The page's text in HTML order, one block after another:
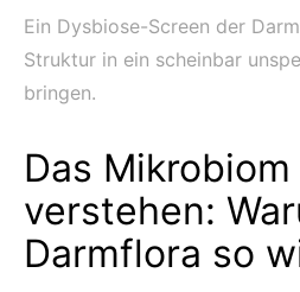
Ein Dysbiose-Screen der
Struktur in ein scheinbar
bringen.
Das
verstehen:
Darmflora so